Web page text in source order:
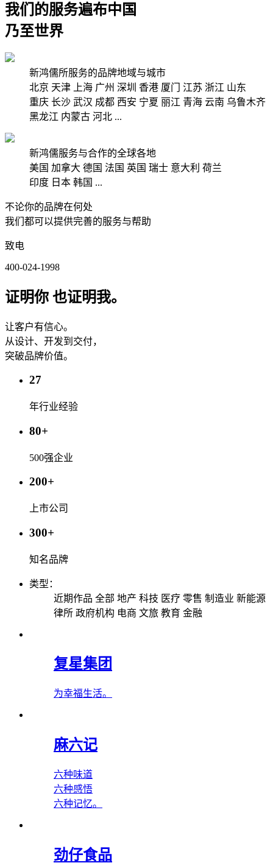
我们的服务遍布中国
乃至世界
新鸿儒所服务的品牌地域与城市
北京 天津 上海 广州 深圳 香港 厦门 江苏 浙江 山东
重庆 长沙 武汉 成都 西安 宁夏 丽江 青海 云南 乌鲁木齐
黑龙江 内蒙古 河北 ...
新鸿儒服务与合作的全球各地
美国 加拿大 德国 法国 英国 瑞士 意大利 荷兰
印度 日本 韩国 ...
不论你的品牌在何处
我们都可以提供完善的服务与帮助
致电
400-024-1998
证明你 也证明我。
让客户有信心。
从设计、开发到交付，
突破品牌价值。
27
年行业经验
80+
500强企业
200+
上市公司
300+
知名品牌
类型：
近期作品 全部 地产 科技 医疗 零售 制造业 新能源
律所 政府机构 电商 文旅 教育 金融
复星集团
为幸福生活。
麻六记
六种味道
六种感悟
六种记忆。
劲仔食品